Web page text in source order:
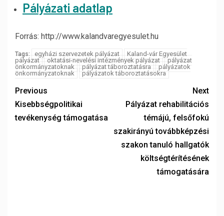
Pályázati adatlap
Forrás: http://www.kalandvaregyesulet.hu
Tags: egyházi szervezetek pályázat
Kaland-vár Egyesület
pályázat
oktatási-nevelési intézmények pályázat
pályázat
önkormányzatoknak
pályázat táboroztatásra
pályázatok
önkormányzatoknak
pályázatok táboroztatásokra
Previous
Kisebbségpolitikai
tevékenység támogatása
Next
Pályázat rehabilitációs
témájú, felsőfokú
szakirányú továbbképzési
szakon tanuló hallgatók
költségtérítésének
támogatására